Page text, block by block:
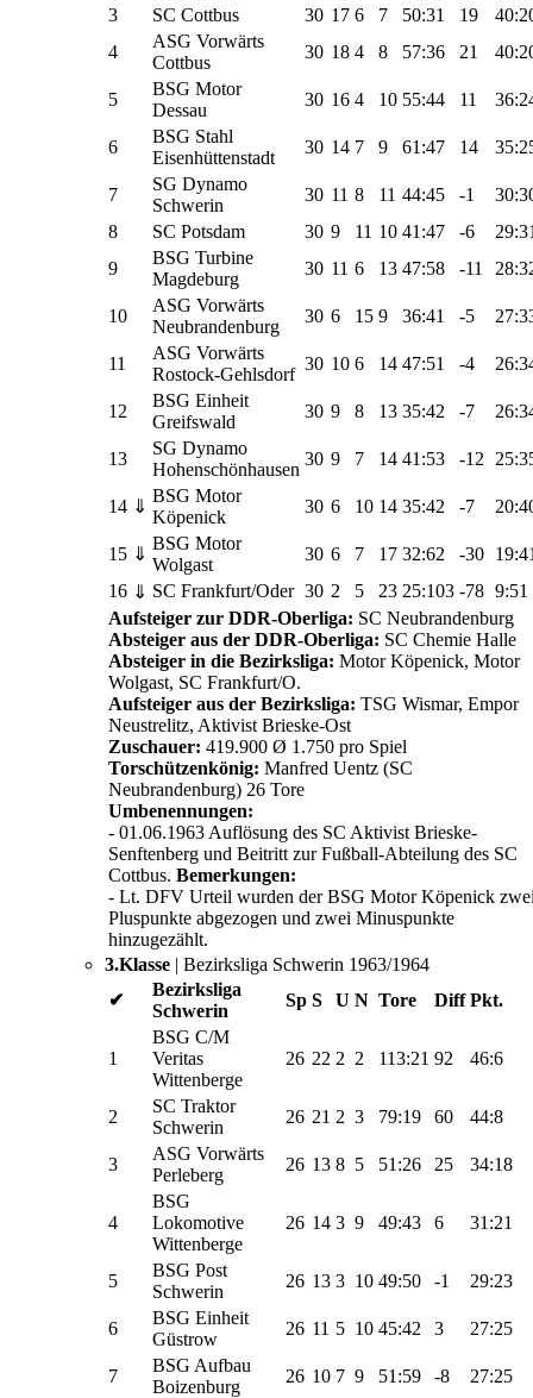
3
SC Cottbus 30 17 6 7 50:31 19
4
ASG Vorwärts
Cottbus
30 18 4 8 57:36 21
5
BSG Motor
Dessau
30 16 4 10 55:44 11
6
BSG Stahl
Eisenhüttenstadt
30 14 7 9 61:47 14
7
SG Dynamo
Schwerin
30 11 8 11 44:45 -1
8
SC Potsdam 30 9 11 10 41:47 -6
9
BSG Turbine
Magdeburg
30 11 6 13 47:58 -11
10
ASG Vorwärts
Neubrandenburg
30 6 15 9 36:41 -5
11
ASG Vorwärts
Rostock-Gehlsdorf
30 10 6 14 47:51 -4
12
BSG Einheit
Greifswald
30 9 8 13 35:42 -7
13
SG Dynamo
Hohenschönhausen
30 9 7 14 41:53 -12
14 ⇓
BSG Motor
Köpenick
30 6 10 14 35:42 -7
15 ⇓
BSG Motor
Wolgast
30 6 7 17 32:62 -30
16 ⇓ SC Frankfurt/Oder 30 2 5 23 25:103 -78 9:51
Aufsteiger zur DDR-Oberliga: SC Neubrandenburg
Absteiger aus der DDR-Oberliga: SC Chemie Halle
Absteiger in die Bezirksliga: Motor Köpenick, Motor
Wolgast, SC Frankfurt/O.
Aufsteiger aus der Bezirksliga: TSG Wismar, Empor
Neustrelitz, Aktivist Brieske-Ost
Zuschauer: 419.900 Ø 1.750 pro Spiel
Torschützenkönig: Manfred Uentz (SC
Neubrandenburg) 26 Tore
Umbenennungen:
- 01.06.1963 Auflösung des SC Aktivist Brieske-
Senftenberg und Beitritt zur Fußball-Abteilung des SC
Cottbus. Bemerkungen:
- Lt. DFV Urteil wurden der BSG Motor Köpenick
Pluspunkte abgezogen und zwei Minuspunkte
hinzugezählt.
3.Klasse | Bezirksliga Schwerin 1963/1964
✔
Bezirksliga
Schwerin
Sp S U N Tore Diff Pkt.
1
BSG C/M
Veritas
Wittenberge
26 22 2 2 113:21 92 46:6
2
SC Traktor
Schwerin
26 21 2 3 79:19 60 44:8
3
ASG Vorwärts
Perleberg
26 13 8 5 51:26 25 34:18
4
BSG
Lokomotive
Wittenberge
26 14 3 9 49:43 6 31:21
5
BSG Post
Schwerin
26 13 3 10 49:50 -1 29:23
6
BSG Einheit
Güstrow
26 11 5 10 45:42 3 27:25
7
BSG Aufbau
Boizenburg
26 10 7 9 51:59 -8 27:25